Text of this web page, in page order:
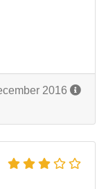
2016